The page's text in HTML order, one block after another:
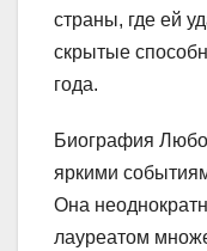
страны, где ей
скрытые
года.
Биография
яркими
Она
лауреатом